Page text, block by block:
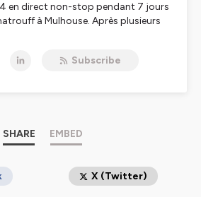
en direct non-stop pendant 7 jours
à Mulhouse. Après plusieurs
au numérique et à l'IA, les
pour refaire le monde – et
capitale du monde ;-)
radiowne.eu
Subscribe
SHARE EMBED
X (Twitter)